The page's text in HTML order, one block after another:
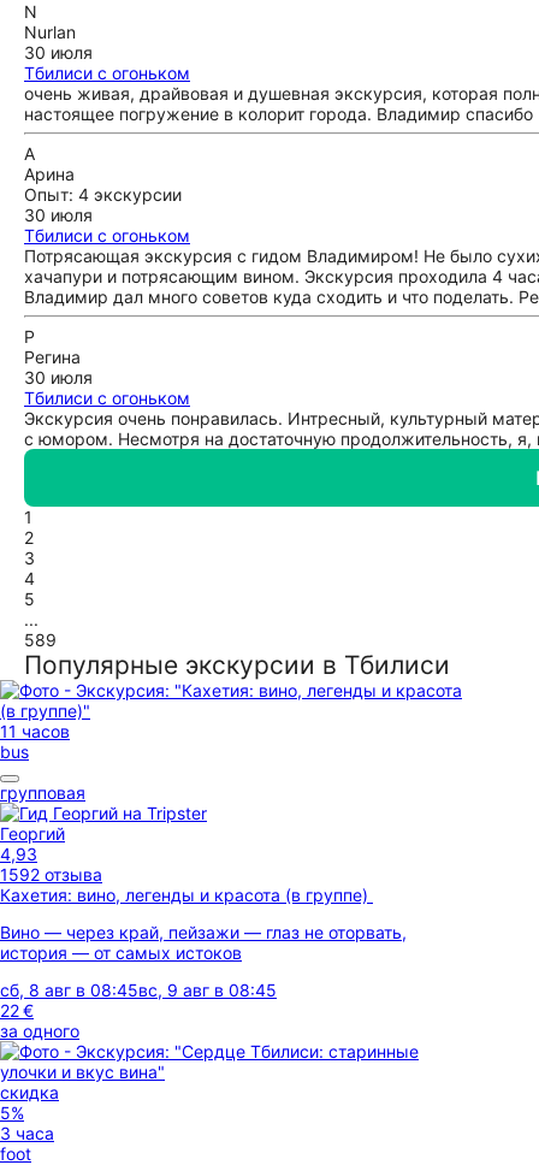
N
Nurlan
30 июля
Тбилиси с огоньком
очень живая, драйвовая и душевная экскурсия, которая
настоящее погружение в колорит города. Владимир
А
Арина
Опыт: 4 экскурсии
30 июля
Тбилиси с огоньком
Потрясающая экскурсия с гидом Владимиром! Не было
хачапури и потрясающим вином. Экскурсия проходила 4
Владимир дал много советов куда сходить и что поделать.
Р
Регина
30 июля
Тбилиси с огоньком
Экскурсия очень понравилась. Интресный, культурный
с юмором. Несмотря на достаточную продолжительность, я,
1
2
3
4
5
...
589
Популярные экскурсии в Тбилиси
11 часов
bus
групповая
Георгий
4,93
1592 отзыва
Кахетия: вино, легенды и красота (в группе)
Вино — через край, пейзажи — глаз не оторвать,
история — от самых истоков
сб, 8 авг в 08:45вс, 9 авг в 08:45
22 €
за одного
скидка
5%
3 часа
foot